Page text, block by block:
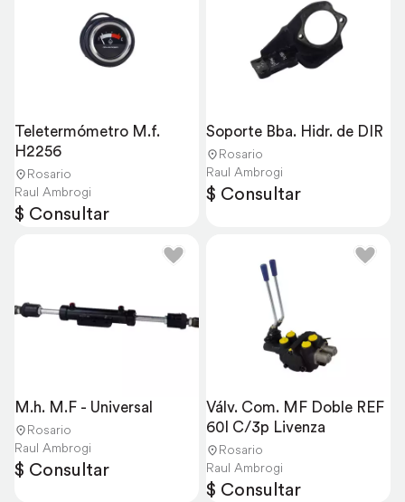
Teletermómetro M.f.
H2256
Rosario
Raul Ambrogi
$ Consultar
Soporte Bba. Hidr. de DIR
Rosario
Raul Ambrogi
$ Consultar
M.h. M.F - Universal
Rosario
Raul Ambrogi
$ Consultar
Válv. Com. MF Doble REF
60l C/3p Livenza
Rosario
Raul Ambrogi
$ Consultar